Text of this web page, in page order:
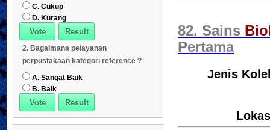
C. Cukup
D. Kurang
2. Bagaimana pelayanan
perpustakaan kategori reference ?
A. Sangat Baik
B. Baik
82. Sains
Pertama
Jenis